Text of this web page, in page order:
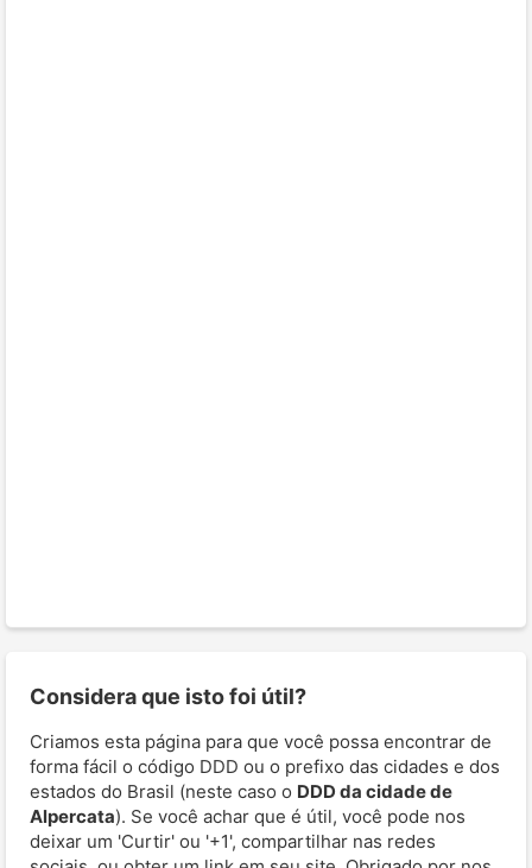
Considera que isto foi útil?
Criamos esta página para que você possa encontrar de
forma fácil o código DDD ou o prefixo das cidades e dos
estados do Brasil (neste caso o DDD da cidade de
Alpercata). Se você achar que é útil, você pode nos
deixar um 'Curtir' ou '+1', compartilhar nas redes